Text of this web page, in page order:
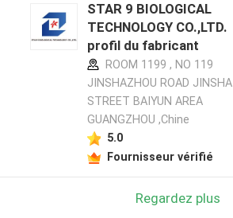
STAR 9 BIOLOGICAL
TECHNOLOGY CO.,LTD.
profil du fabricant
ROOM 1199 , NO 119
JINSHAZHOU ROAD JINSHA
STREET BAIYUN AREA
GUANGZHOU ,Chine
5.0
Fournisseur vérifié
Regardez plus